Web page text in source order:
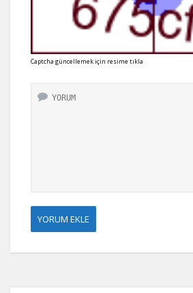
Captcha güncellemek için resime tıkla